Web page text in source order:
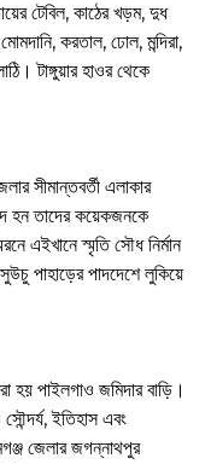
টেবিল, কাঠের খড়ম, দুধ
করতাল, ঢোল, মন্দিরা,
টাঙ্গুয়ার হাওর থেকে
সীমান্তবর্তী এলাকার
হন তাদের কয়েকজনকে
এইখানে স্মৃতি সৌধ নির্মান
পাহাড়ের পাদদেশে লুকিয়ে
পাইলগাও জমিদার বাড়ি।
ইতিহাস এবং
জেলার জগন্নাথপুর